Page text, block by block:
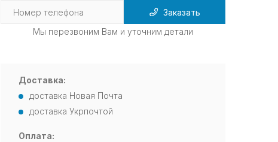
Заказать
Мы перезвоним Вам и уточним детали
Доставка:
доставка Новая Почта
доставка Укрпочтой
Оплата: